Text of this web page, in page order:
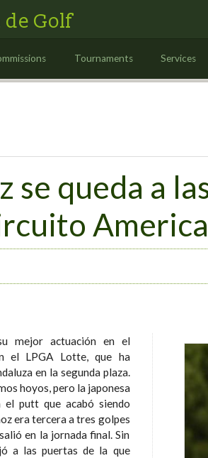
de Golf
Tournaments Services
se queda a
mejor actuación en el
el LPGA Lotte, que ha
en la segunda plaza.
hoyos, pero la japonesa
putt que acabó siendo
en la jornada final. Sin
a las puertas de la que